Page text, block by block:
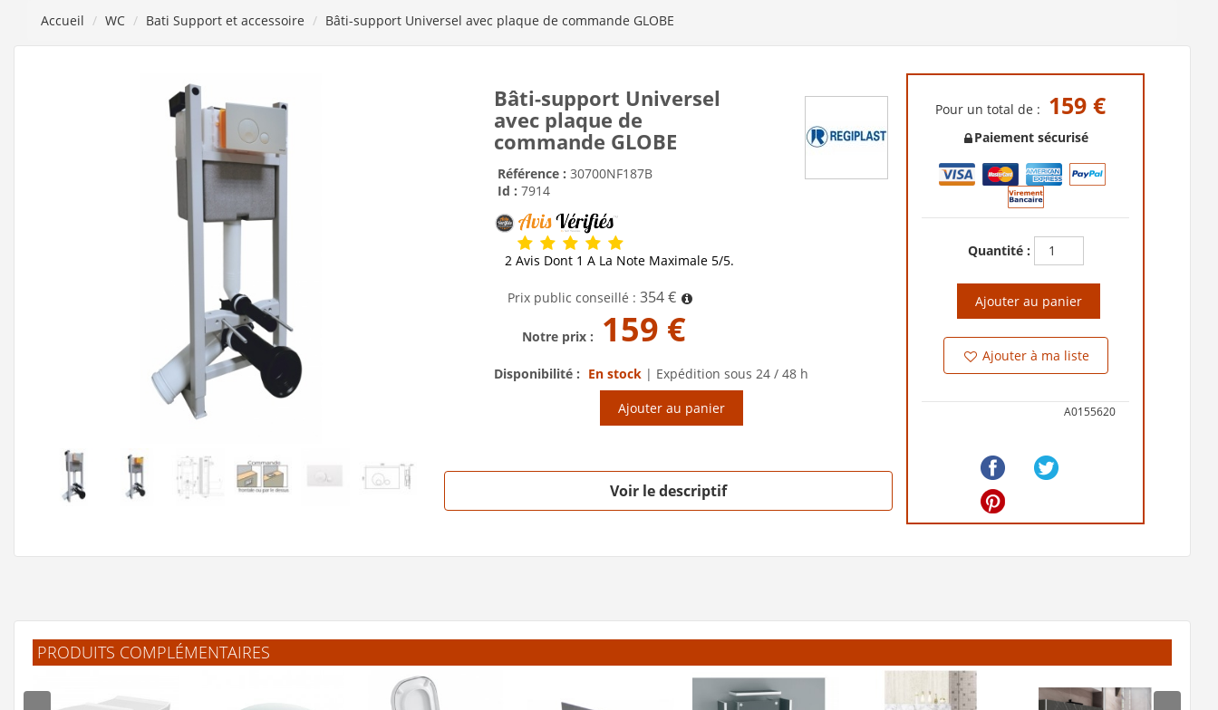
Accueil WC Bati Support et accessoire Bâti-support Universel avec plaque de commande GLOBE
Bâti-support Universel
avec plaque de
commande GLOBE
Référence : 30700NF187B
Id : 7914
2 Avis Dont 1 A La Note Maximale 5/5.
Prix public conseillé : 354 €
Notre prix : 159 €
Disponibilité : En stock | Expédition sous 24 / 48 h
Ajouter au panier
Voir le descriptif
Pour un total de : 159 €
Paiement sécurisé
Quantité :
Ajouter au panier
Ajouter à ma liste
A0155620
PRODUITS COMPLÉMENTAIRES